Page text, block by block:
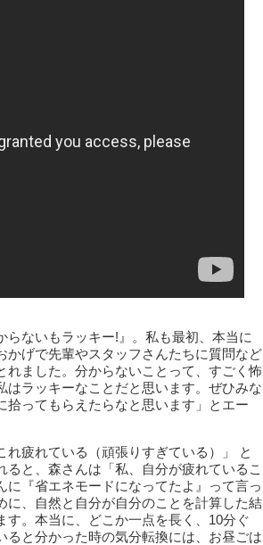
ないもラッキー!』。私も最初、本当に
げで先輩やスタッフさんたちに質問など
ました。分からないことって、すごく怖
はラッキーなことだと思います。ぜひみな
拾ってもらえたらなと思います」とエー
疲れている（頑張りすぎている）」 と
と、森さんは「私、自分が疲れているこ
『省エネモードになってたよ』って言っ
、自然と自分が自分のことを計算した結
。本当に、どこか一点を長く、10分ぐ
と分かった時の気分転換には、お昼ごは